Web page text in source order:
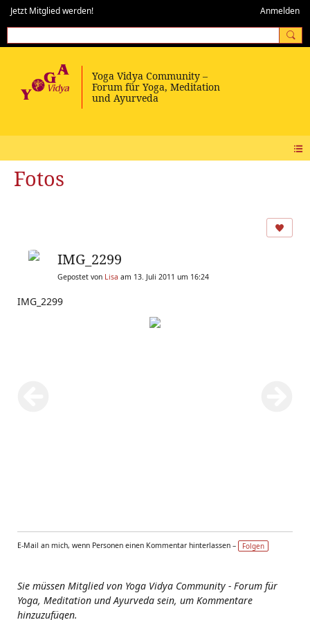
Jetzt Mitglied werden! Anmelden
Fotos
IMG_2299
Gepostet von Lisa am 13. Juli 2011 um 16:24
IMG_2299
E-Mail an mich, wenn Personen einen Kommentar hinterlassen – Folgen
Sie müssen Mitglied von Yoga Vidya Community - Forum für
Yoga, Meditation und Ayurveda sein, um Kommentare
hinzuzufügen.